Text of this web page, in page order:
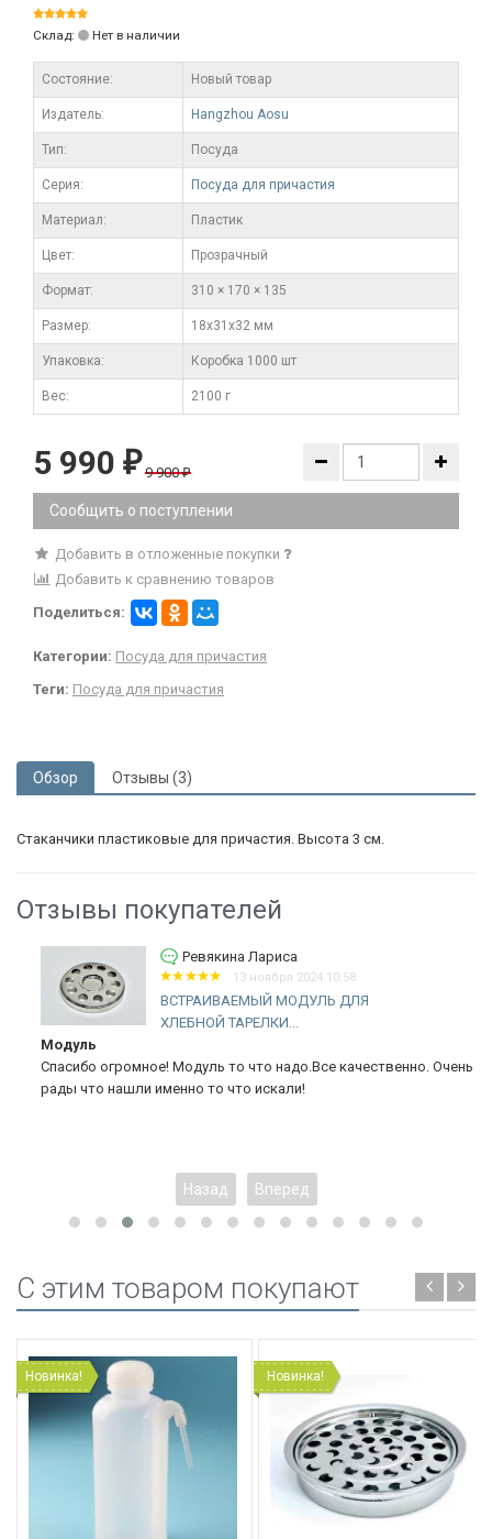
Склад: Нет в наличии
Состояние: Новый товар
Издатель: Hangzhou Aosu
Тип: Посуда
Серия: Посуда для причастия
Материал: Пластик
Цвет: Прозрачный
Формат: 310 × 170 × 135
Размер: 18х31х32 мм
Упаковка: Коробка 1000 шт
Вес: 2100 г
5 990 ₽ 9 900₽
Сообщить о поступлении
Добавить в отложенные покупки
Добавить к сравнению товаров
Поделиться:
Категории: Посуда для причастия
Теги: Посуда для причастия
Обзор Отзывы (3)
Стаканчики пластиковые для причастия. Высота 3 см.
Отзывы покупателей
Ревякина Лариса
13 ноября 2024 10:58
ВСТРАИВАЕМЫЙ МОДУЛЬ ДЛЯ
ХЛЕБНОЙ ТАРЕЛКИ...
Модуль
Спасибо огромное! Модуль то что надо.Все качественно. Очень
рады что нашли именно то что искали!
Назад Вперед
C этим товаром покупают
Новинка! Новинка!